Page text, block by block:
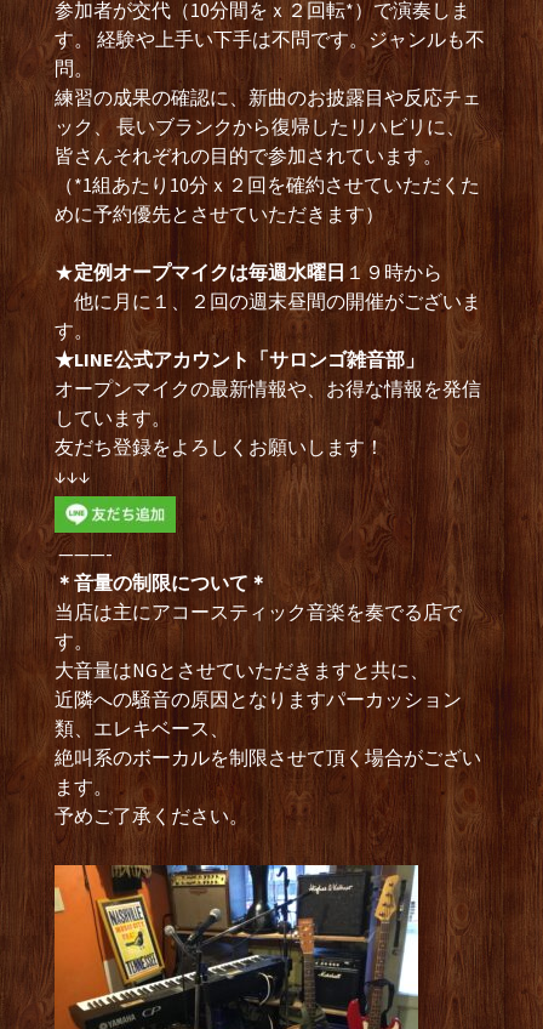
参加者が交代（10分間をｘ２回転*）で演奏しま
す。 経験や上手い下手は不問です。ジャンルも不
問。
練習の成果の確認に、新曲のお披露目や反応チェ
ック、 長いブランクから復帰したリハビリに、
皆さんそれぞれの目的で参加されています。
（*1組あたり10分ｘ２回を確約させていただくた
めに予約優先とさせていただきます）
★定例オープマイクは毎週水曜日 １９時から
他に月に１、２回の週末昼間の開催がございま
す。
★LINE公式アカウント「サロンゴ雑音部」
オープンマイクの最新情報や、お得な情報を発信
しています。
友だち登録をよろしくお願いします！
↓↓↓
———-
＊音量の制限について＊
当店は主にアコースティック音楽を奏でる店で
す。
大音量はNGとさせていただきますと共に、
近隣への騒音の原因となりますパーカッション
類、エレキベース、
絶叫系のボーカルを制限させて頂く場合がござい
ます。
予めご了承ください。